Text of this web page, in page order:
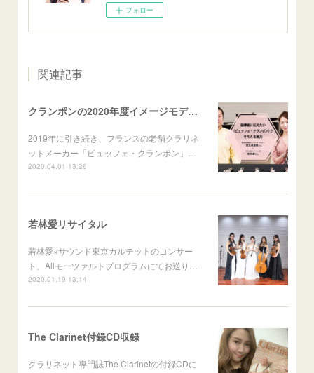
フォロー
関連記事
クランポンの2020年度イメージモデルに就任
2019年に引き続き、フランスの老舗クラリネ
ットメーカー「ビュッフェ・クランポン」…
2020.04.01 13:26
若林愛リサイタル
若林愛×サウンド東京カルテットのコンサー
ト。Allモーツァルトプログラムにてお送り…
2020.01.19 13:14
The Clarinet付録CD収録
クラリネット専門誌The Clarinetの付録CDに